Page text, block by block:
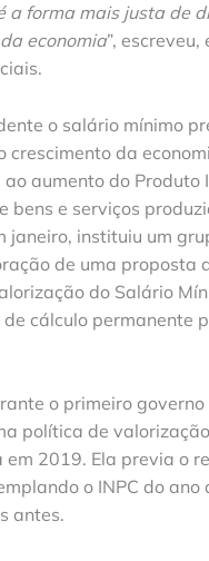
a forma mais justa de
economia”,
o salário mínimo
crescimento da
aumento do Produto
bens e serviços
janeiro, instituiu um
de uma proposta
do Salário
cálculo permanente
o primeiro governo
política de
2019. Ela previa o
o INPC do ano
antes.